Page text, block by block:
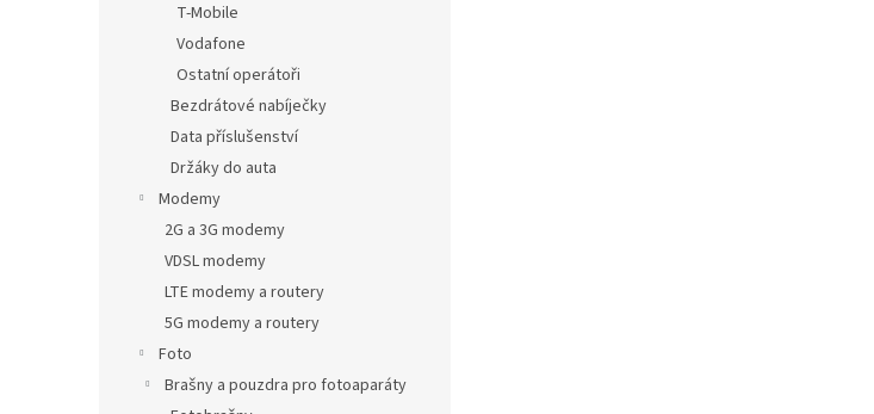
T-Mobile
Vodafone
Ostatní operátoři
Bezdrátové nabíječky
Data příslušenství
Držáky do auta
Modemy
2G a 3G modemy
VDSL modemy
LTE modemy a routery
5G modemy a routery
Foto
Brašny a pouzdra pro fotoaparáty